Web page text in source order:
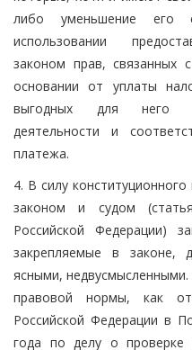
либо уменьшение его
использовании
законом прав, связанных
основании от уплаты
выгодных для него
деятельности и
платежа.
4. В силу
законом и судом
Российской Федерации)
закрепляемые в законе,
ясными,
правовой нормы, как
Российской Федерации в
года по делу о проверке